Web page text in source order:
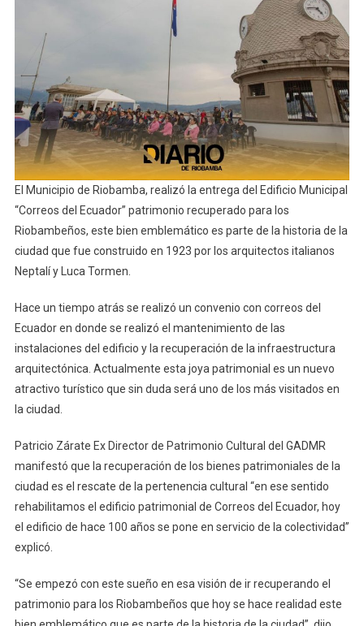
Del
Edificio
Municipal
“Correos
Del
Ecuador”
El Municipio de Riobamba, realizó la entrega del Edificio Municipal
“Correos del Ecuador” patrimonio recuperado para los
Riobambeños, este bien emblemático es parte de la historia de la
ciudad que fue construido en 1923 por los arquitectos italianos
Neptalí y Luca Tormen.
Hace un tiempo atrás se realizó un convenio con correos del
Ecuador en donde se realizó el mantenimiento de las
instalaciones del edificio y la recuperación de la infraestructura
arquitectónica. Actualmente esta joya patrimonial es un nuevo
atractivo turístico que sin duda será uno de los más visitados en
la ciudad.
Patricio Zárate Ex Director de Patrimonio Cultural del GADMR
manifestó que la recuperación de los bienes patrimoniales de la
ciudad es el rescate de la pertenencia cultural “en ese sentido
rehabilitamos el edificio patrimonial de Correos del Ecuador, hoy
el edificio de hace 100 años se pone en servicio de la colectividad”
explicó.
“Se empezó con este sueño en esa visión de ir recuperando el
patrimonio para los Riobambeños que hoy se hace realidad este